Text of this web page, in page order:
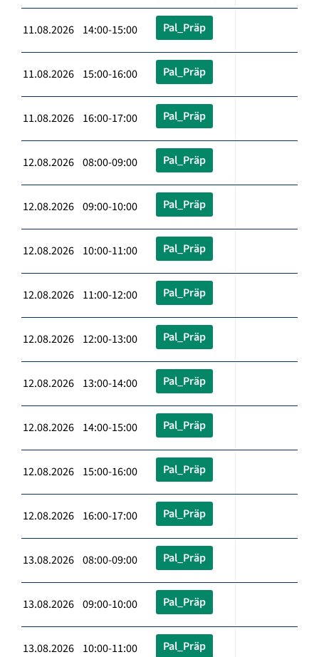
11.08.2026 14:00-15:00 Pal_Präp
11.08.2026 15:00-16:00 Pal_Präp
11.08.2026 16:00-17:00 Pal_Präp
12.08.2026 08:00-09:00 Pal_Präp
12.08.2026 09:00-10:00 Pal_Präp
12.08.2026 10:00-11:00 Pal_Präp
12.08.2026 11:00-12:00 Pal_Präp
12.08.2026 12:00-13:00 Pal_Präp
12.08.2026 13:00-14:00 Pal_Präp
12.08.2026 14:00-15:00 Pal_Präp
12.08.2026 15:00-16:00 Pal_Präp
12.08.2026 16:00-17:00 Pal_Präp
13.08.2026 08:00-09:00 Pal_Präp
13.08.2026 09:00-10:00 Pal_Präp
13.08.2026 10:00-11:00 Pal_Präp